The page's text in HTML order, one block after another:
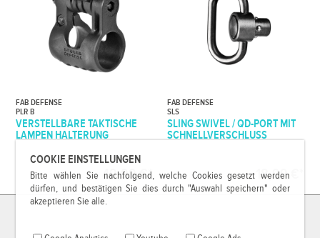
COOKIE EINSTELLUNGEN
Bitte wählen Sie nachfolgend, welche Cookies gesetzt werden
dürfen, und bestätigen Sie dies durch "Auswahl speichern" oder
akzeptieren Sie alle.
FAB DEFENSE
PLR B
VERSTELLBARE TAKTISCHE
LAMPEN HALTERUNG
49,99 €*
FAB DEFENSE
SLS
SLING SWIVEL / QD-PORT MIT
SCHNELLVERSCHLUSS
18,99 €*